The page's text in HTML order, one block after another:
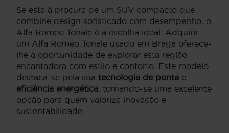
Se está à procura de um SUV compacto que
combine design sofisticado com desempenho, o
Alfa Romeo Tonale é a escolha ideal. Adquirir
um Alfa Romeo Tonale usado em Braga oferece-
lhe a oportunidade de explorar esta região
encantadora com estilo e conforto. Este modelo
destaca-se pela sua tecnologia de ponta e
eficiência energética, tornando-se uma excelente
opção para quem valoriza inovação e
sustentabilidade.